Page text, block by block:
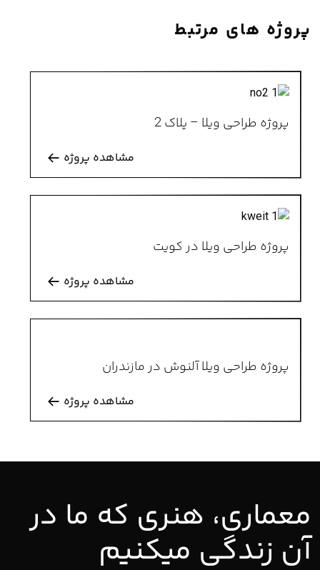
پروژه های مرتبط
پروژه طراحی ویلا – پلاک 2
مشاهده پروژه
پروژه طراحی ویلا در کویت
مشاهده پروژه
پروژه طراحی ویلا آلنوش در مازندران
مشاهده پروژه
معماری، هنری که ما در
آن زندگی میکنیم